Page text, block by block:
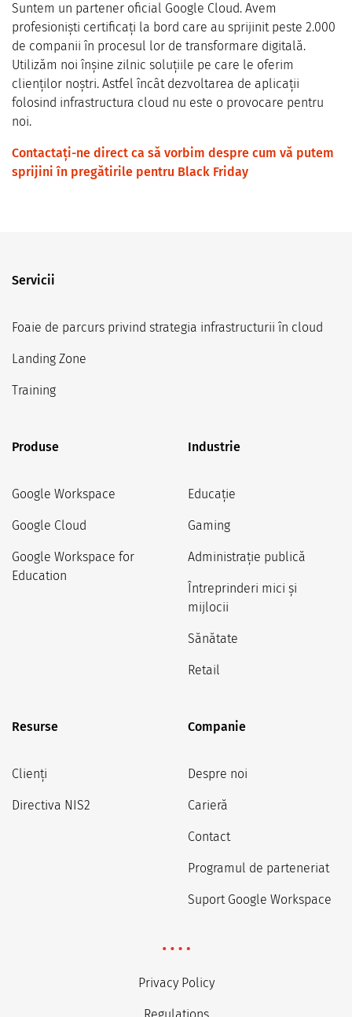
Suntem un partener oficial Google Cloud. Avem
profesioniști certificați la bord care au sprijinit peste 2.000
de companii în procesul lor de transformare digitală.
Utilizăm noi înșine zilnic soluțiile pe care le oferim
clienților noștri. Astfel încât dezvoltarea de aplicații
folosind infrastructura cloud nu este o provocare pentru
noi.
Contactați-ne direct ca să vorbim despre cum vă putem
sprijini în pregătirile pentru Black Friday
Servicii
Foaie de parcurs privind strategia infrastructurii în cloud
Landing Zone
Training
Produse
Google Workspace
Google Cloud
Google Workspace for
Education
Industrie
Educație
Gaming
Administrație publică
Întreprinderi mici și
mijlocii
Sănătate
Retail
Resurse
Clienți
Directiva NIS2
Companie
Despre noi
Carieră
Contact
Programul de parteneriat
Suport Google Workspace
Privacy Policy